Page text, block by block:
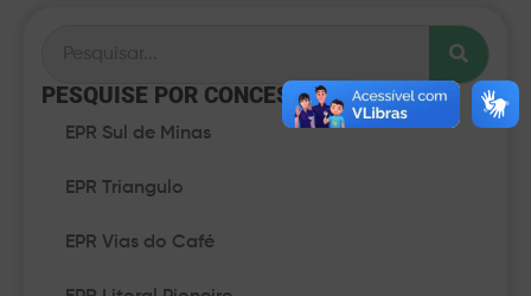
PESQUISE POR CONCESSÃO​
EPR Sul de Minas
EPR Triangulo
EPR Vias do Café